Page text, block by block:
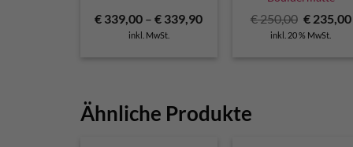
€ 339,00 –€ 339,90
inkl. MwSt.
€250,00
Preis
war:
€ 235,00
inkl. 20 % MwSt.
Ähnliche Produkte